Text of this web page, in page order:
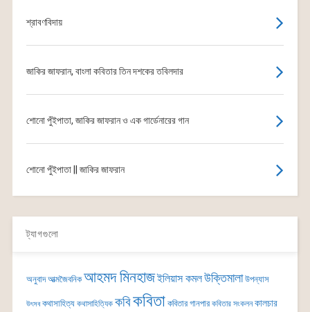
শ্রাবণবিদায়
জাকির জাফরান, বাংলা কবিতার তিন দশকের তবিলদার
শোনো পুঁইপাতা, জাকির জাফরান ও এক গার্ডেনারের গান
শোনো পুঁইপাতা || জাকির জাফরান
ট্যাগগুলো
অনুবাদ আত্মজৈবনিক আহমদ মিনহাজইলিয়াস কমলউক্তিমালা উপন্যাস
উৎসব কথাসাহিত্য কথাসাহিত্যিক কবিকবিতা কবিতার গানপার কবিতার সংকলন কালচার